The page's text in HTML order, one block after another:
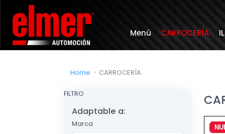
Menú CARROCERÍA
Home CARROCERÍA
FILTRO
Adaptable a:
Marca